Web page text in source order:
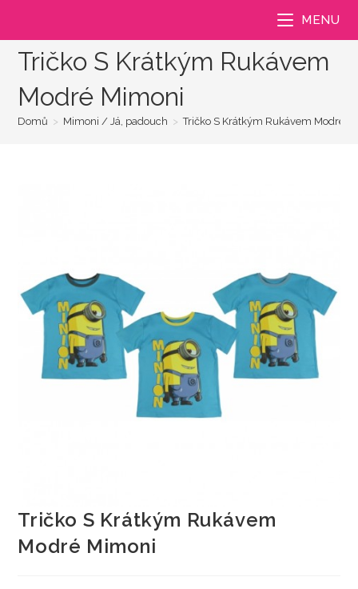
MENU
Tričko S Krátkým Rukávem
Modré Mimoni
Domů > Mimoni / Já, padouch > Tričko S Krátkým Rukávem Modré
Tričko S Krátkým Rukávem
Modré Mimoni